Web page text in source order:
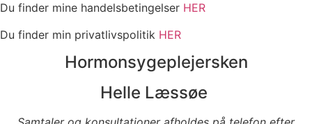
Du finder mine handelsbetingelser HER
Du finder min privatlivspolitik HER
Hormonsygeplejersken
Helle Læssøe